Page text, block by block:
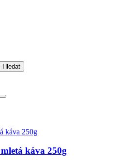
Hledat
káva 250g